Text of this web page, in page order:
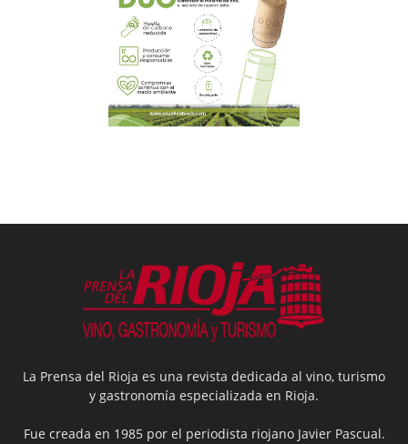
La Prensa del Rioja es una revista dedicada al vino, turismo
y gastronomía especializada en Rioja.
Fue creada en 1985 por el periodista riojano Javier Pascual.